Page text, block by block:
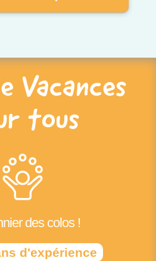
Vacances
tous
des colos !
d'expérience